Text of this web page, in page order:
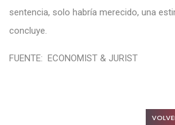
sentencia, solo habría merecido, una
concluye.
FUENTE: ECONOMIST & JURIST